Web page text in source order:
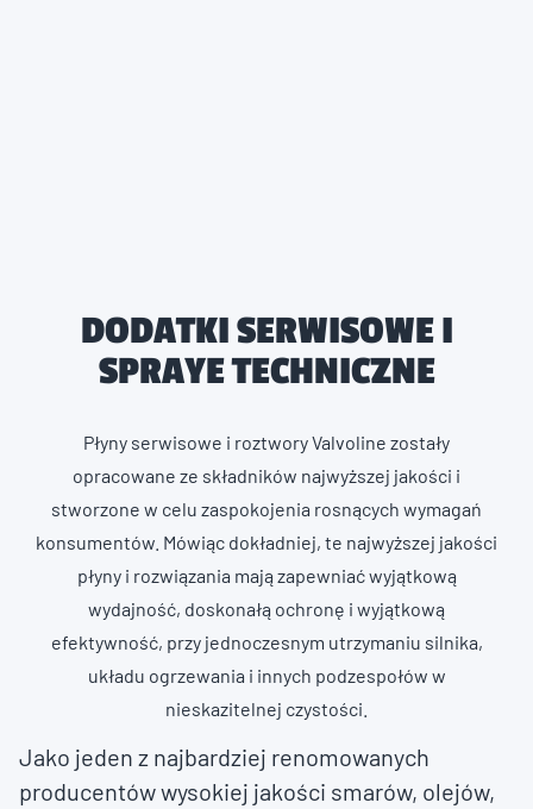
DODATKI SERWISOWE I
SPRAYE TECHNICZNE
Płyny serwisowe i roztwory Valvoline zostały
opracowane ze składników najwyższej jakości i
stworzone w celu zaspokojenia rosnących wymagań
konsumentów. Mówiąc dokładniej, te najwyższej jakości
płyny i rozwiązania mają zapewniać wyjątkową
wydajność, doskonałą ochronę i wyjątkową
efektywność, przy jednoczesnym utrzymaniu silnika,
układu ogrzewania i innych podzespołów w
nieskazitelnej czystości.
Jako jeden z najbardziej renomowanych
producentów wysokiej jakości smarów, olejów,